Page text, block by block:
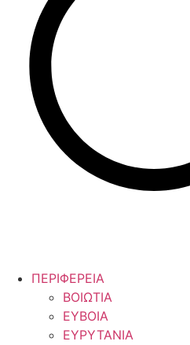
ΠΕΡΙΦΕΡΕΙΑ
ΒΟΙΩΤΙΑ
ΕΥΒΟΙΑ
ΕΥΡΥΤΑΝΙΑ